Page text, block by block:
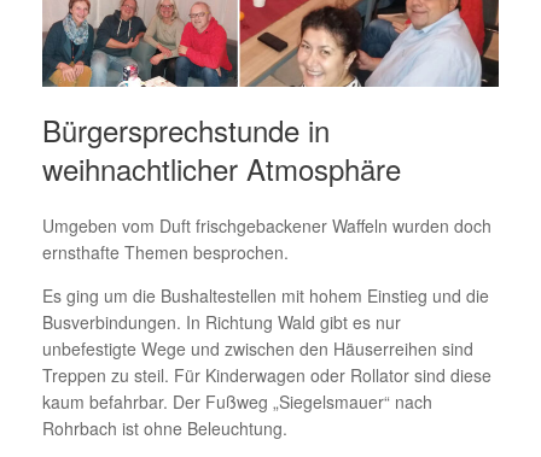
Bürgersprechstunde in
weihnachtlicher Atmosphäre
Umgeben vom Duft frischgebackener Waffeln wurden doch
ernsthafte Themen besprochen.
Es ging um die Bushaltestellen mit hohem Einstieg und die
Busverbindungen. In Richtung Wald gibt es nur
unbefestigte Wege und zwischen den Häuserreihen sind
Treppen zu steil. Für Kinderwagen oder Rollator sind diese
kaum befahrbar. Der Fußweg „Siegelsmauer“ nach
Rohrbach ist ohne Beleuchtung.